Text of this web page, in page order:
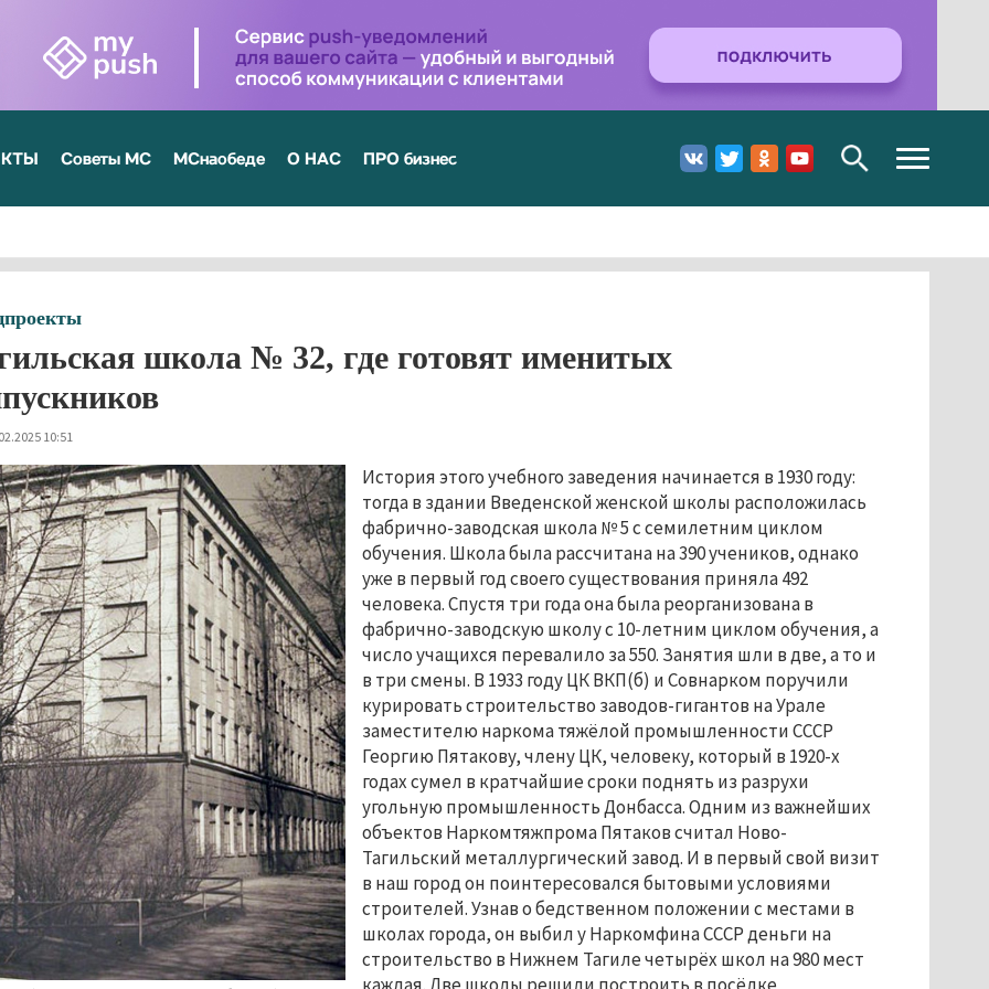
Советы МС МСнаобеде О НАС ПРО бизнес
Toggle
navigation
школа № 32, где готовят именитых
10:51
История этого учебного заведения начинается в 1930 году:
тогда в здании Введенской женской школы расположилась
фабрично-заводская школа № 5 с семилетним циклом
обучения. Школа была рассчитана на 390 учеников, однако
уже в первый год своего существования приняла 492
человека. Спустя три года она была реорганизована в
фабрично-заводскую школу с 10-летним циклом обучения, а
число учащихся перевалило за 550. Занятия шли в две, а то и
в три смены. В 1933 году ЦК ВКП(б) и Совнарком поручили
курировать строительство заводов-гигантов на Урале
заместителю наркома тяжёлой промышленности СССР
Георгию Пятакову, члену ЦК, человеку, который в 1920-х
годах сумел в кратчайшие сроки поднять из разрухи
угольную промышленность Донбасса. Одним из важнейших
объектов Наркомтяжпрома Пятаков считал Ново-
Тагильский металлургический завод. И в первый свой визит
в наш город он поинтересовался бытовыми условиями
строителей. Узнав о бедственном положении с местами в
школах города, он выбил у Наркомфина СССР деньги на
строительство в Нижнем Тагиле четырёх школ на 980 мест